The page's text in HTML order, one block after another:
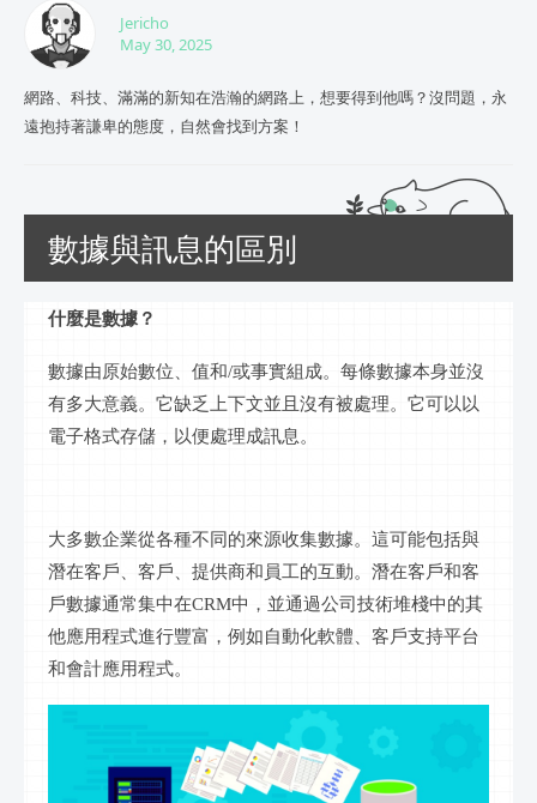
Jericho
May 30, 2025
網路、科技、滿滿的新知在浩瀚的網路上，想要得到他嗎？沒問題，永
遠抱持著謙卑的態度，自然會找到方案！
數據與訊息的區別
什麼是數據？
數據由原始數位 、值和/或事實組成。每條數據本身並沒
有多大意義。它缺乏上下文並且沒有被處理。它可以以
電子格式存儲，以便處理成訊息 。
大多數企業從各種不同的來源收集數據。這可能包括與
潛在客戶、客戶、提供商和員工的互動。潛在客戶和客
戶數據通常集中在CRM中，並通過公司技術堆棧中的其
他應用程式進行豐富，例如自動化軟體、客戶支持平台
和會計應用程式。